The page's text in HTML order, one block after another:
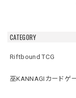
CATEGORY
Riftbound TCG
巫KANNAGIカードゲ